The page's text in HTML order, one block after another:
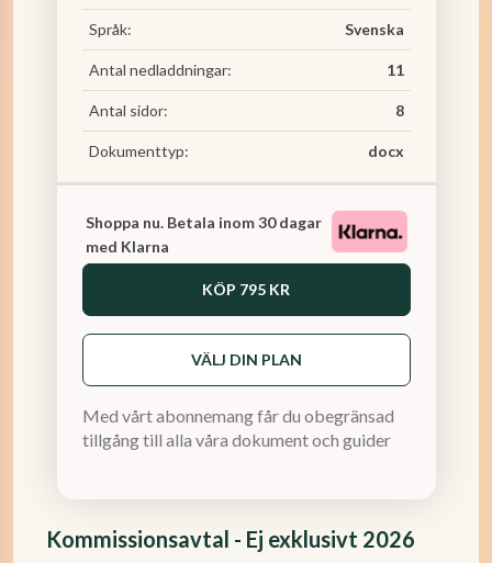
Kommissionsavtal - Ej exklusivt 2026
Språk: Svenska
Antal nedladdningar: 11
Antal sidor: 8
Dokumenttyp: docx
Shoppa nu. Betala inom 30 dagar
med Klarna
KÖP 795 KR
VÄLJ DIN PLAN
Med vårt abonnemang får du obegränsad
tillgång till alla våra dokument och guider